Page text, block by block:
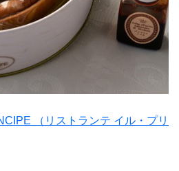
（リストランテ イル・プリ